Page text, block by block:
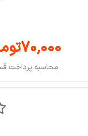
70,000تومان
محاسبه پرداخت